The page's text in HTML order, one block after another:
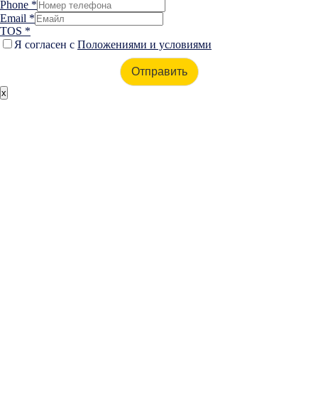
Phone *
Email *
TOS *
Я согласен с Положениями и условиями
Oтправить
x